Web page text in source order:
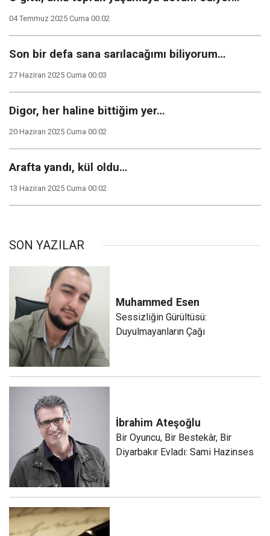
04 Temmuz 2025 Cuma 00:02
Son bir defa sana sarılacağımı biliyorum…
27 Haziran 2025 Cuma 00:03
Digor, her haline bittiğim yer…
20 Haziran 2025 Cuma 00:02
Arafta yandı, kül oldu…
13 Haziran 2025 Cuma 00:02
SON YAZILAR
Muhammed Esen
Sessizliğin Gürültüsü:
Duyulmayanların Çağı
İbrahim Ateşoğlu
Bir Oyuncu, Bir Bestekâr, Bir
Diyarbakır Evladı: Sami Hazinses